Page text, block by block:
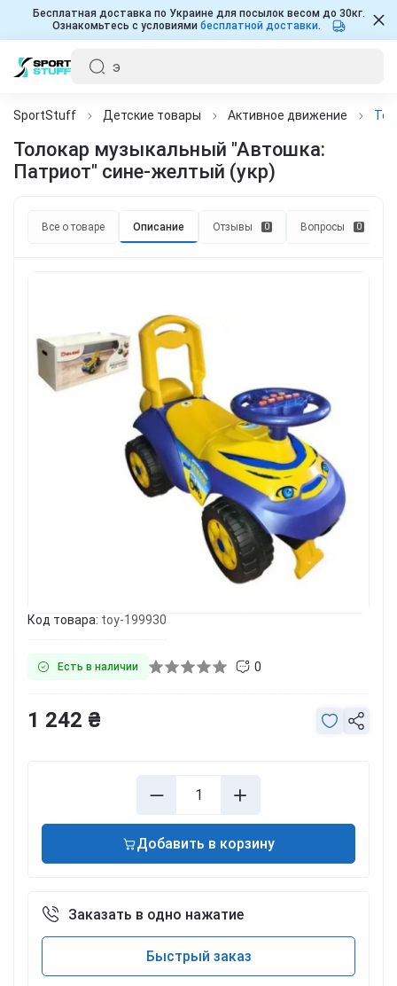
Бесплатная доставка по Украине для посылок весом до 30кг.
Ознакомьтесь с условиями бесплатной доставки.
SportStuff Детские товары Активное движение
Толокар музыкальный "Автошка:
Патриот" сине-желтый (укр)
Все о товаре Описание Отзывы 0 Вопросы 0
Код товара: toy-199930
Есть в наличии 0
1 242 ₴
Добавить в корзину
Заказать в одно нажатие
Быстрый заказ